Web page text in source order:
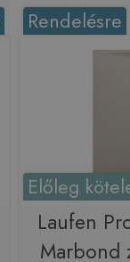
Rendelésre
Előleg
Laufen
Marbond